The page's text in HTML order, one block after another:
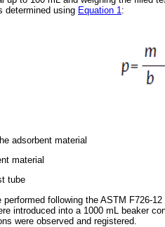
determined using Equation 1:
adsorbent material
material
tube
following the ASTM F726-
introduced into a 1000 mL beaker
were observed and registered.